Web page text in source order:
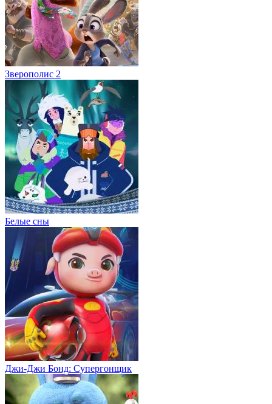
Зверополис 2
Белые сны
Джи-Джи Бонд: Супергонщик